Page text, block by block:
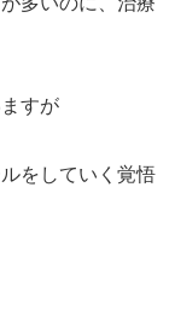
すが
をしていく覚悟